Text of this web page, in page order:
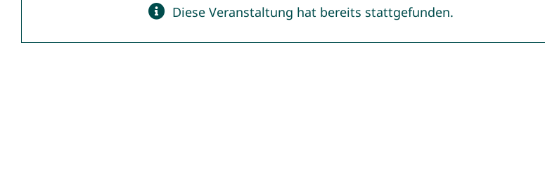
Diese Veranstaltung hat bereits stattgefunden.